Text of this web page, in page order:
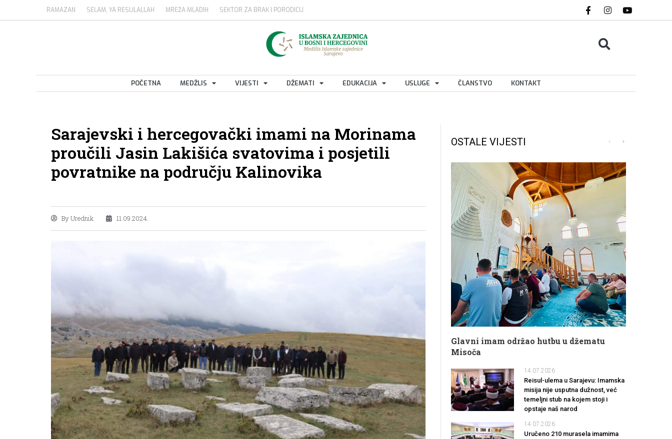
RAMAZAN SELAM, YA RESULALLAH MREŽA MLADIH SEKTOR ZA BRAK I PORODICU
POČETNA MEDŽLIS VIJESTI DŽEMATI EDUKACIJA USLUGE ČLANSTVO KONTAKT
Sarajevski i hercegovački imami na Morinama
proučili Jasin Lakišića svatovima i posjetili
povratnike na području Kalinovika
ByUrednik 11.09.2024.
OSTALE VIJESTI
Glavni imam održao hutbu u džematu
Misoča
14.07.2026
Reisul-ulema u Sarajevu: Imamska
misija nije usputna dužnost, već
temeljni stub na kojem stoji i
opstaje naš narod
14.07.2026
Uručeno 210 murasela imamima